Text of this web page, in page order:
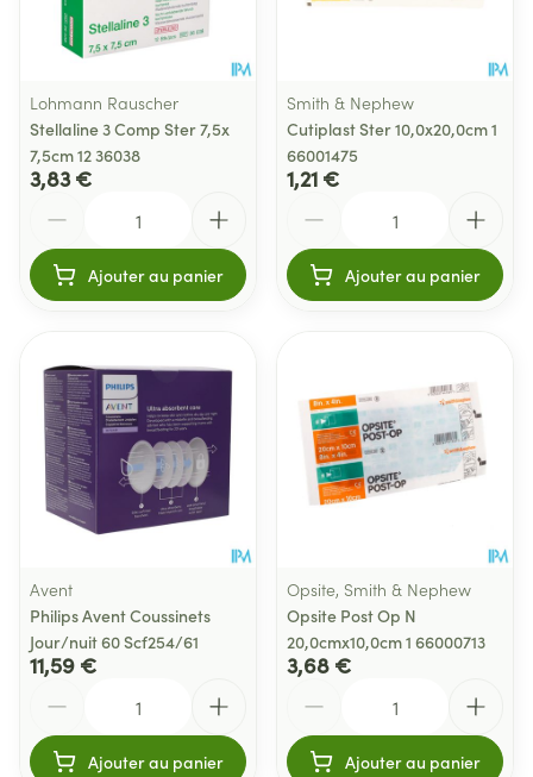
Lohmann Rauscher
Stellaline 3 Comp Ster 7,5x
7,5cm 12 36038
3,83 €
Ajouter au panier
Smith & Nephew
Cutiplast Ster 10,0x20,0cm 1
66001475
1,21 €
Ajouter au panier
Avent
Philips Avent Coussinets
Jour/nuit 60 Scf254/61
11,59 €
Ajouter au panier
Opsite, Smith & Nephew
Opsite Post Op N
20,0cmx10,0cm 1 66000713
3,68 €
Ajouter au panier